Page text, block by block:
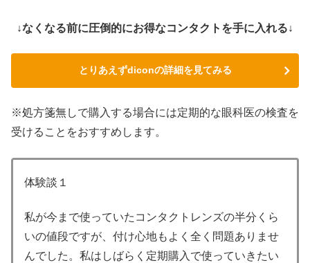
↓なくなる前に圧倒的にお得なコンタクトを手に入れる↓
とりあえずdiconの詳細を見てみる
※処方箋無しで購入する場合には定期的な眼科医の検査を
受けることをおすすめします。
体験談１
私が今まで使っていたコンタクトレンズの半分くら
いの値段ですが、付け心地もよく全く問題ありませ
んでした。私はしばらく定期購入で使っていきたい